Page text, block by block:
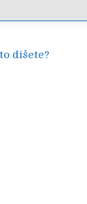
dišete?